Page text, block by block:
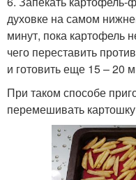
духовке на самом
минут, пока картофель
чего переставить
и готовить еще 15 – 20
При таком способе
перемешивать